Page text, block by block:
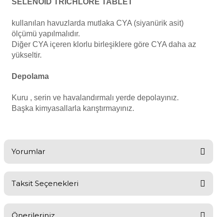
Yangın Pompası
SELENOİD TRICHLORE TABLET
kullanılan havuzlarda mutlaka CYA (siyanürik asit)
ölçümü yapılmalıdır.
Diğer CYA içeren klorlu birleşiklere göre CYA daha az
yükseltir.
Depolama
Kuru , serin ve havalandırmalı yerde depolayınız.
Başka kimyasallarla karıştırmayınız.
Yorumlar
Taksit Seçenekleri